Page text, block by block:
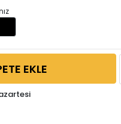
SEPETE EKLE